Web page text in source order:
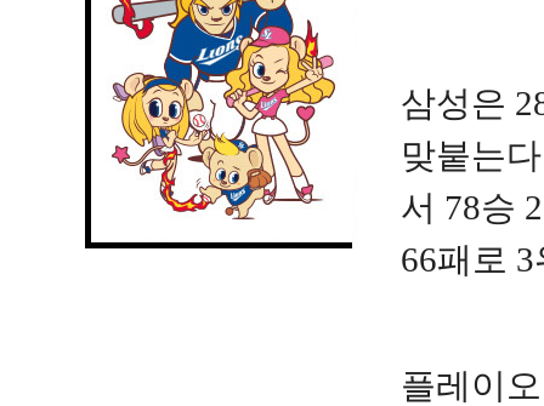
삼성은
맞붙는
서 78승
66패로
플레이